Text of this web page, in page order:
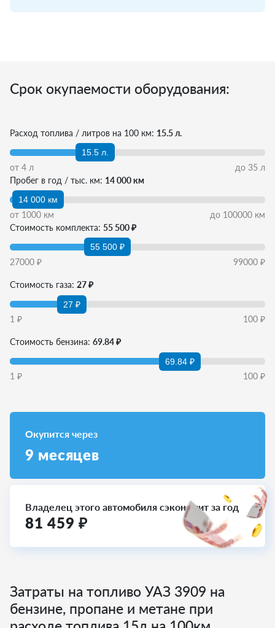
Срок окупаемости оборудования:
Расход топлива / литров на 100 км: 15.5 л.
15.5 л.
от 4 л до 35 л
Пробег в год / тыс. км: 14 000 км
14 000 км
от 1000 км до 100000 км
Стоимость комплекта: 55 500 ₽
55 500 ₽
27000 ₽ 99000 ₽
Стоимость газа: 27 ₽
27 ₽
1 ₽ 100 ₽
Стоимость бензина: 69.84 ₽
69.84 ₽
1 ₽ 100 ₽
Окупится через
9 месяцев
Владелец этого автомобиля сэкономит за год
81 459 ₽
Затраты на топливо УАЗ 3909 на
бензине, пропане и метане при